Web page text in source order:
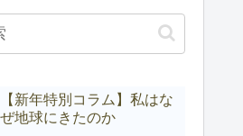
【新年特別コラム】私はな
ぜ地球にきたのか